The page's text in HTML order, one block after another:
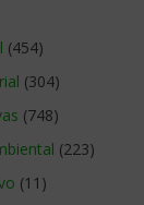
(454)
(304)
(748)
(223)
(11)